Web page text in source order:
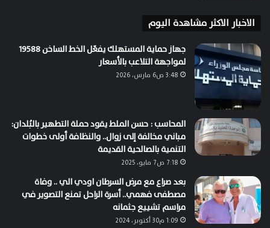
الاخبار الاكثر مشاهدة اليوم
جهاز حماية المستهلك يفعّل الخط الساخن 19588
لمواجهة التلاعب بالأسعار
3:48 ص6 مارس، 2026
المحاسب : حسن الملط يقود حملة التطهير بالبُلدان:
مباني مخالفة إلى زوال.. والنظافة أولى خطوات
التنمية بالصالحية القديمة
7:18 ص7 مايو، 2025
بعد صراع مع مرض السرطان اودي الي .. وفاة
مصطفى فهمي.. أسرة الراحل تمنع التصوير في
مراسم تشييع جثمانه
1:09 م30 أكتوبر، 2024